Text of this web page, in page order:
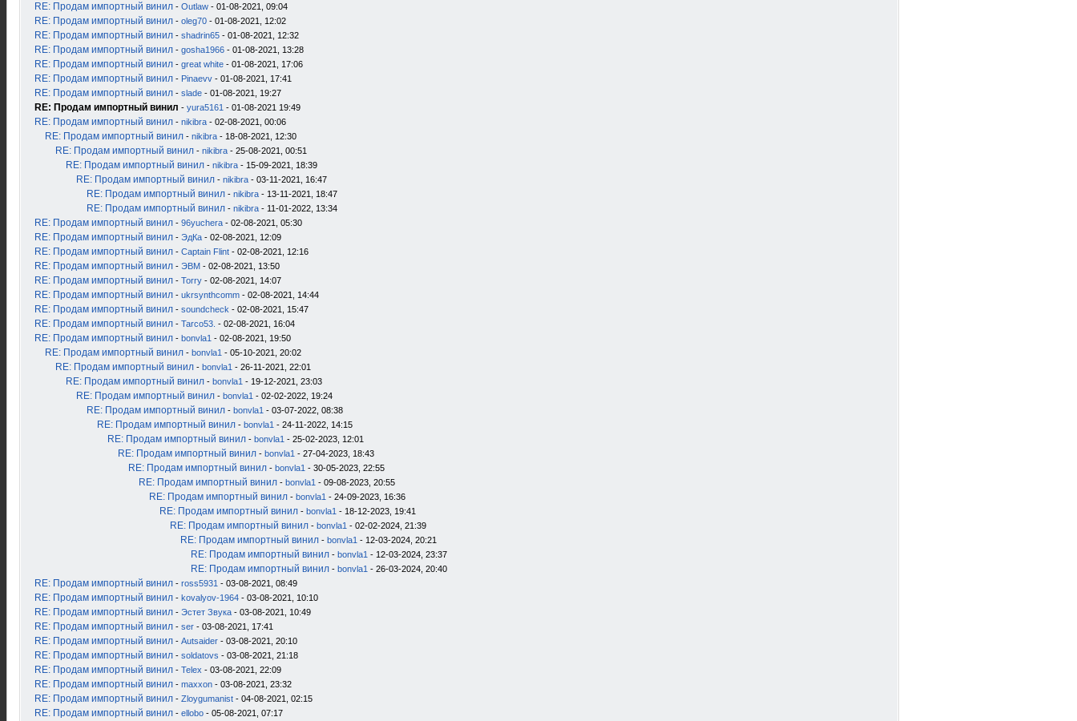
RE: Продам импортный винил - Outlaw - 01-08-2021, 09:04
RE: Продам импортный винил - oleg70 - 01-08-2021, 12:02
RE: Продам импортный винил - shadrin65 - 01-08-2021, 12:32
RE: Продам импортный винил - gosha1966 - 01-08-2021, 13:28
RE: Продам импортный винил - great white - 01-08-2021, 17:06
RE: Продам импортный винил - Pinaevv - 01-08-2021, 17:41
RE: Продам импортный винил - slade - 01-08-2021, 19:27
RE: Продам импортный винил - yura5161 - 01-08-2021 19:49
RE: Продам импортный винил - nikibra - 02-08-2021, 00:06
RE: Продам импортный винил - nikibra - 18-08-2021, 12:30
RE: Продам импортный винил - nikibra - 25-08-2021, 00:51
RE: Продам импортный винил - nikibra - 15-09-2021, 18:39
RE: Продам импортный винил - nikibra - 03-11-2021, 16:47
RE: Продам импортный винил - nikibra - 13-11-2021, 18:47
RE: Продам импортный винил - nikibra - 11-01-2022, 13:34
RE: Продам импортный винил - 96yuchera - 02-08-2021, 05:30
RE: Продам импортный винил - ЭдКа - 02-08-2021, 12:09
RE: Продам импортный винил - Captain Flint - 02-08-2021, 12:16
RE: Продам импортный винил - ЭВМ - 02-08-2021, 13:50
RE: Продам импортный винил - Torry - 02-08-2021, 14:07
RE: Продам импортный винил - ukrsynthcomm - 02-08-2021, 14:44
RE: Продам импортный винил - soundcheck - 02-08-2021, 15:47
RE: Продам импортный винил - Tarco53. - 02-08-2021, 16:04
RE: Продам импортный винил - bonvla1 - 02-08-2021, 19:50
RE: Продам импортный винил - bonvla1 - 05-10-2021, 20:02
RE: Продам импортный винил - bonvla1 - 26-11-2021, 22:01
RE: Продам импортный винил - bonvla1 - 19-12-2021, 23:03
RE: Продам импортный винил - bonvla1 - 02-02-2022, 19:24
RE: Продам импортный винил - bonvla1 - 03-07-2022, 08:38
RE: Продам импортный винил - bonvla1 - 24-11-2022, 14:15
RE: Продам импортный винил - bonvla1 - 25-02-2023, 12:01
RE: Продам импортный винил - bonvla1 - 27-04-2023, 18:43
RE: Продам импортный винил - bonvla1 - 30-05-2023, 22:55
RE: Продам импортный винил - bonvla1 - 09-08-2023, 20:55
RE: Продам импортный винил - bonvla1 - 24-09-2023, 16:36
RE: Продам импортный винил - bonvla1 - 18-12-2023, 19:41
RE: Продам импортный винил - bonvla1 - 02-02-2024, 21:39
RE: Продам импортный винил - bonvla1 - 12-03-2024, 20:21
RE: Продам импортный винил - bonvla1 - 12-03-2024, 23:37
RE: Продам импортный винил - bonvla1 - 26-03-2024, 20:40
RE: Продам импортный винил - ross5931 - 03-08-2021, 08:49
RE: Продам импортный винил - kovalyov-1964 - 03-08-2021, 10:10
RE: Продам импортный винил - Эстет Звука - 03-08-2021, 10:49
RE: Продам импортный винил - ser - 03-08-2021, 17:41
RE: Продам импортный винил - Autsaider - 03-08-2021, 20:10
RE: Продам импортный винил - soldatovs - 03-08-2021, 21:18
RE: Продам импортный винил - Telex - 03-08-2021, 22:09
RE: Продам импортный винил - maxxon - 03-08-2021, 23:32
RE: Продам импортный винил - Zloygumanist - 04-08-2021, 02:15
RE: Продам импортный винил - ellobo - 05-08-2021, 07:17